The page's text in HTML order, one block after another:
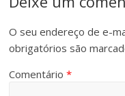
O seu endereço de e-
obrigatórios são
Comentário*